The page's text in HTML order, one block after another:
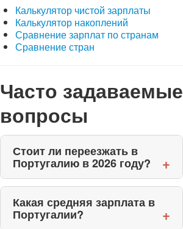
Калькулятор чистой зарплаты
Калькулятор накоплений
Сравнение зарплат по странам
Сравнение стран
Часто задаваемые
вопросы
Стоит ли переезжать в
Португалию в 2026 году?
Какая средняя зарплата в
Португалии?